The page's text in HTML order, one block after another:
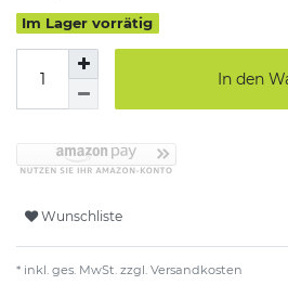
Im Lager vorrätig
In den
Wunschliste
* inkl. ges. MwSt. zzgl. Versandkosten